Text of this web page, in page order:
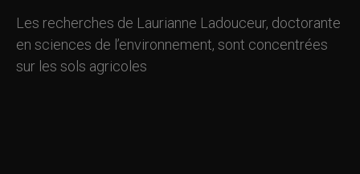
Les recherches de Laurianne Ladouceur, doctorante
en sciences de l’environnement, sont concentrées
sur les sols agricoles